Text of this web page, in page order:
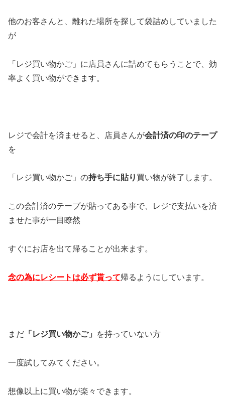
他のお客さんと、離れた場所を探して袋詰めしていました
が
「レジ買い物かご」に店員さんに詰めてもらうことで、効
率よく買い物ができます。
レジで会計を済ませると、店員さんが会計済の印のテープ
を
「レジ買い物かご」の持ち手に貼り 買い物が終了します。
この会計済のテープが貼ってある事で、レジで支払いを済
ませた事が一目瞭然
すぐにお店を出て帰ることが出来ます。
念の為にレシートは必ず貰って帰るようにしています。
まだ 「レジ買い物かご」 を持っていない方
一度試してみてください。
想像以上に買い物が楽々できます。